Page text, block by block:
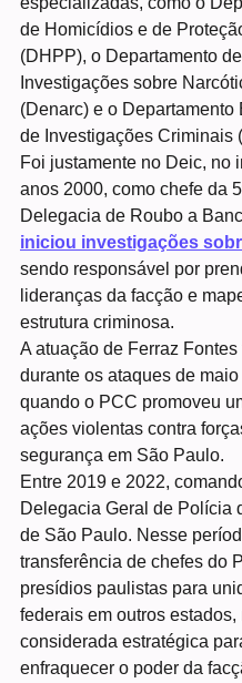
de Homicídios e de
(DHPP), o Departamento de
Investigações sobre
(Denarc) e o Departamento
de Investigações Criminais
Foi justamente no Deic, no
anos 2000, como chefe da
Delegacia de Roubo a
iniciou investigações
sendo responsável por
lideranças da facção e
estrutura criminosa.
A atuação de Ferraz
durante os ataques de
quando o PCC promoveu
ações violentas contra
segurança em São Paulo.
Entre 2019 e 2022,
Delegacia Geral de Polícia
de São Paulo. Nesse
transferência de chefes do
presídios paulistas para
federais em outros estados,
considerada estratégica
enfraquecer o poder da